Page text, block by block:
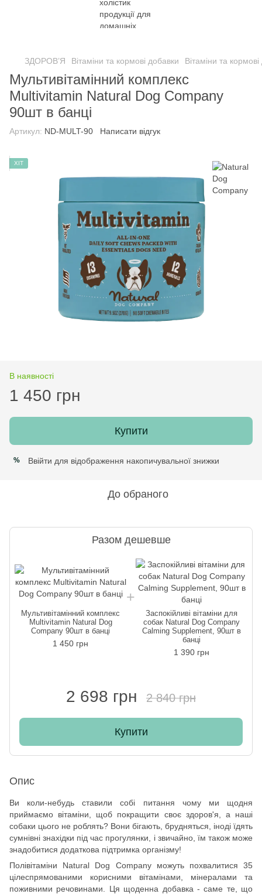
ЗДОРОВ’Я Вітаміни та кормові добавки Вітаміни та
Мультивітамінний комплекс
Multivitamin Natural Dog Company
90шт в банці
Артикул: ND-MULT-90 Написати відгук
ХІТ
В наявності
1 450 грн
Купити
% Ввійти для відображення накопичувальної знижки
До обраного
Разом дешевше
Мультивітамінний комплекс
Multivitamin Natural Dog
Company 90шт в банці
1 450 грн
Заспокійливі вітаміни для
собак Natural Dog Company
Calming Supplement, 90шт в
банці
1 390 грн
2 698 грн 2 840 грн
Купити
Опис
Ви коли-небудь ставили собі питання чому ми щодня
приймаємо вітаміни, щоб покращити своє здоров'я, а наші
собаки цього не роблять? Вони бігають, брудняться, іноді їдять
сумнівні знахідки під час прогулянки, і звичайно, їм також може
знадобитися додаткова підтримка організму!
Полівітаміни Natural Dog Company можуть похвалитися 35
цілеспрямованими корисними вітамінами, мінералами та
поживними речовинами. Ця щоденна добавка - саме те, що